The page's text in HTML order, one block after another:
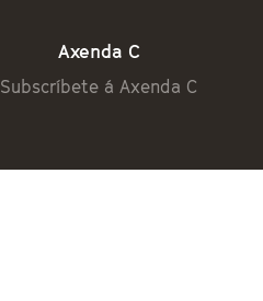
Axenda C
Subscríbete á Axenda C